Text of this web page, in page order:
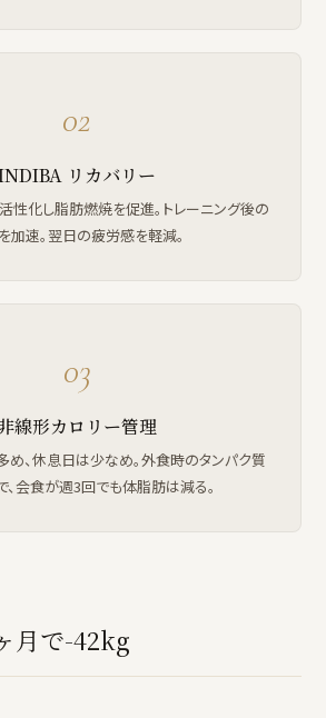
02
リカバリー
性化し脂肪燃焼を促進。トレーニング後の
加速。翌日の疲労感を軽減。
03
線形カロリー管理
め、休息日は少なめ。外食時のタンパク質
会食が週3回でも体脂肪は減る。
月で-42kg